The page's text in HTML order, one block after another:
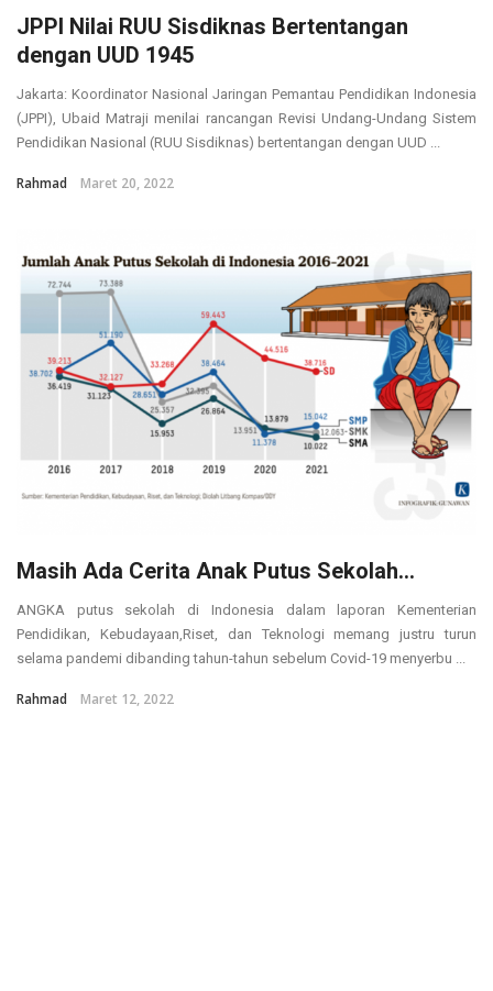
JPPI Nilai RUU Sisdiknas Bertentangan
dengan UUD 1945
Jakarta: Koordinator Nasional Jaringan Pemantau Pendidikan Indonesia
(JPPI), Ubaid Matraji menilai rancangan Revisi Undang-Undang Sistem
Pendidikan Nasional (RUU Sisdiknas) bertentangan dengan UUD ...
Rahmad Maret 20, 2022
Masih Ada Cerita Anak Putus Sekolah…
ANGKA putus sekolah di Indonesia dalam laporan Kementerian
Pendidikan, Kebudayaan,Riset, dan Teknologi memang justru turun
selama pandemi dibanding tahun-tahun sebelum Covid-19 menyerbu ...
Rahmad Maret 12, 2022